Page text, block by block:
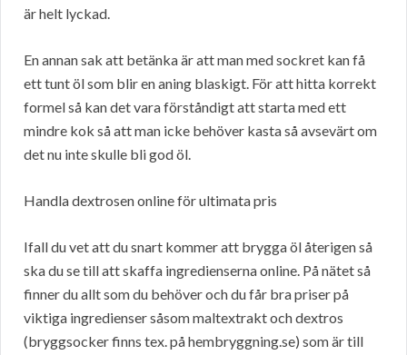
är helt lyckad.
En annan sak att betänka är att man med sockret kan få
ett tunt öl som blir en aning blaskigt. För att hitta korrekt
formel så kan det vara förståndigt att starta med ett
mindre kok så att man icke behöver kasta så avsevärt om
det nu inte skulle bli god öl.
Handla dextrosen online för ultimata pris
Ifall du vet att du snart kommer att brygga öl återigen så
ska du se till att skaffa ingredienserna online. På nätet så
finner du allt som du behöver och du får bra priser på
viktiga ingredienser såsom maltextrakt och dextros
(bryggsocker finns tex. på hembryggning.se) som är till